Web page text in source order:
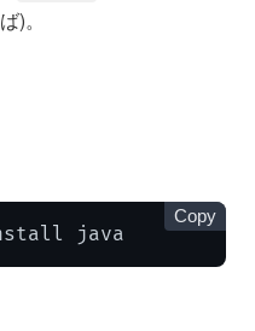
)。
java
Copy